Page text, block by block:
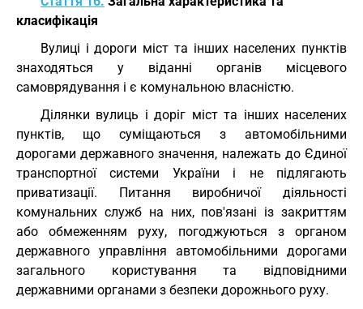
класифікація
Вулиці і дороги міст та інших населених пунктів
знаходяться у віданні органів місцевого
самоврядування і є комунальною власністю.
Ділянки вулиць і доріг міст та інших населених
пунктів, що суміщаються з автомобільними
дорогами державного значення, належать до Єдиної
транспортної системи України і не підлягають
приватизації. Питання виробничої діяльності
комунальних служб на них, пов'язані із закриттям
або обмеженням руху, погоджуються з органом
державного управління автомобільними дорогами
загального користування та відповідними
державними органами з безпеки дорожнього руху.